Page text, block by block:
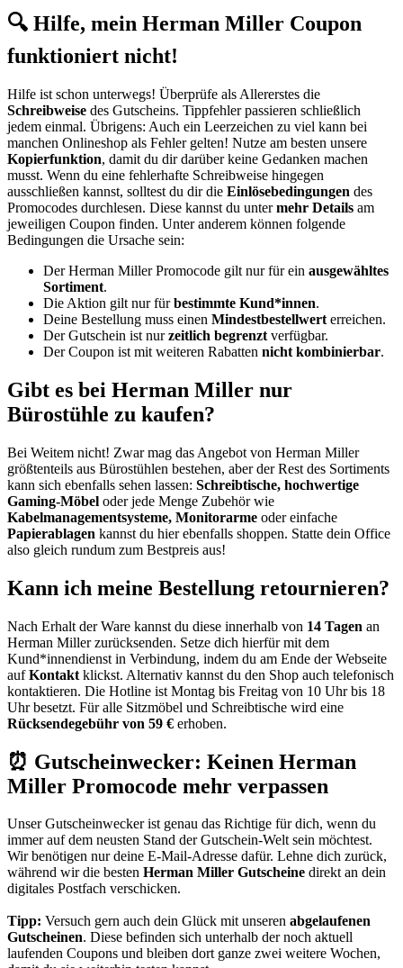
🔍 Hilfe, mein Herman Miller Coupon
funktioniert nicht!
Hilfe ist schon unterwegs! Überprüfe als Allererstes die
Schreibweise des Gutscheins. Tippfehler passieren schließlich
jedem einmal. Übrigens: Auch ein Leerzeichen zu viel kann bei
manchen Onlineshop als Fehler gelten! Nutze am besten unsere
Kopierfunktion, damit du dir darüber keine Gedanken machen
musst. Wenn du eine fehlerhafte Schreibweise hingegen
ausschließen kannst, solltest du dir die Einlösebedingungen des
Promocodes durchlesen. Diese kannst du untermehr Details am
jeweiligen Coupon finden. Unter anderem können folgende
Bedingungen die Ursache sein:
Der Herman Miller Promocode gilt nur für ein ausgewähltes
Sortiment.
Die Aktion gilt nur fürbestimmte Kund*innen.
Deine Bestellung muss einen Mindestbestellwert erreichen.
Der Gutschein ist nurzeitlich begrenzt verfügbar.
Der Coupon ist mit weiteren Rabatten nicht kombinierbar.
Gibt es bei Herman Miller nur
Bürostühle zu kaufen?
Bei Weitem nicht! Zwar mag das Angebot von Herman Miller
größtenteils aus Bürostühlen bestehen, aber der Rest des Sortiments
kann sich ebenfalls sehen lassen: Schreibtische, hochwertige
Gaming-Möbel oder jede Menge Zubehör wie
Kabelmanagementsysteme, Monitorarme oder einfache
Papierablagen kannst du hier ebenfalls shoppen. Statte dein Office
also gleich rundum zum Bestpreis aus!
Kann ich meine Bestellung retournieren?
Nach Erhalt der Ware kannst du diese innerhalb von 14 Tagen an
Herman Miller zurücksenden. Setze dich hierfür mit dem
Kund*innendienst in Verbindung, indem du am Ende der Webseite
aufKontakt klickst. Alternativ kannst du den Shop auch telefonisch
kontaktieren. Die Hotline ist Montag bis Freitag von 10 Uhr bis 18
Uhr besetzt. Für alle Sitzmöbel und Schreibtische wird eine
Rücksendegebühr von 59 € erhoben.
⏰ Gutscheinwecker: Keinen Herman
Miller Promocode mehr verpassen
UnserGutscheinweckerist genau das Richtige für dich, wenn du
immer auf dem neusten Stand der Gutschein-Welt sein möchtest.
Wir benötigen nur deine E-Mail-Adresse dafür. Lehne dich zurück,
während wir die besten Herman Miller Gutscheine direkt an dein
digitales Postfach verschicken.
Tipp: Versuch gern auch dein Glück mit unseren abgelaufenen
Gutscheinen. Diese befinden sich unterhalb der noch aktuell
laufenden Coupons und bleiben dort ganze zwei weitere Wochen,